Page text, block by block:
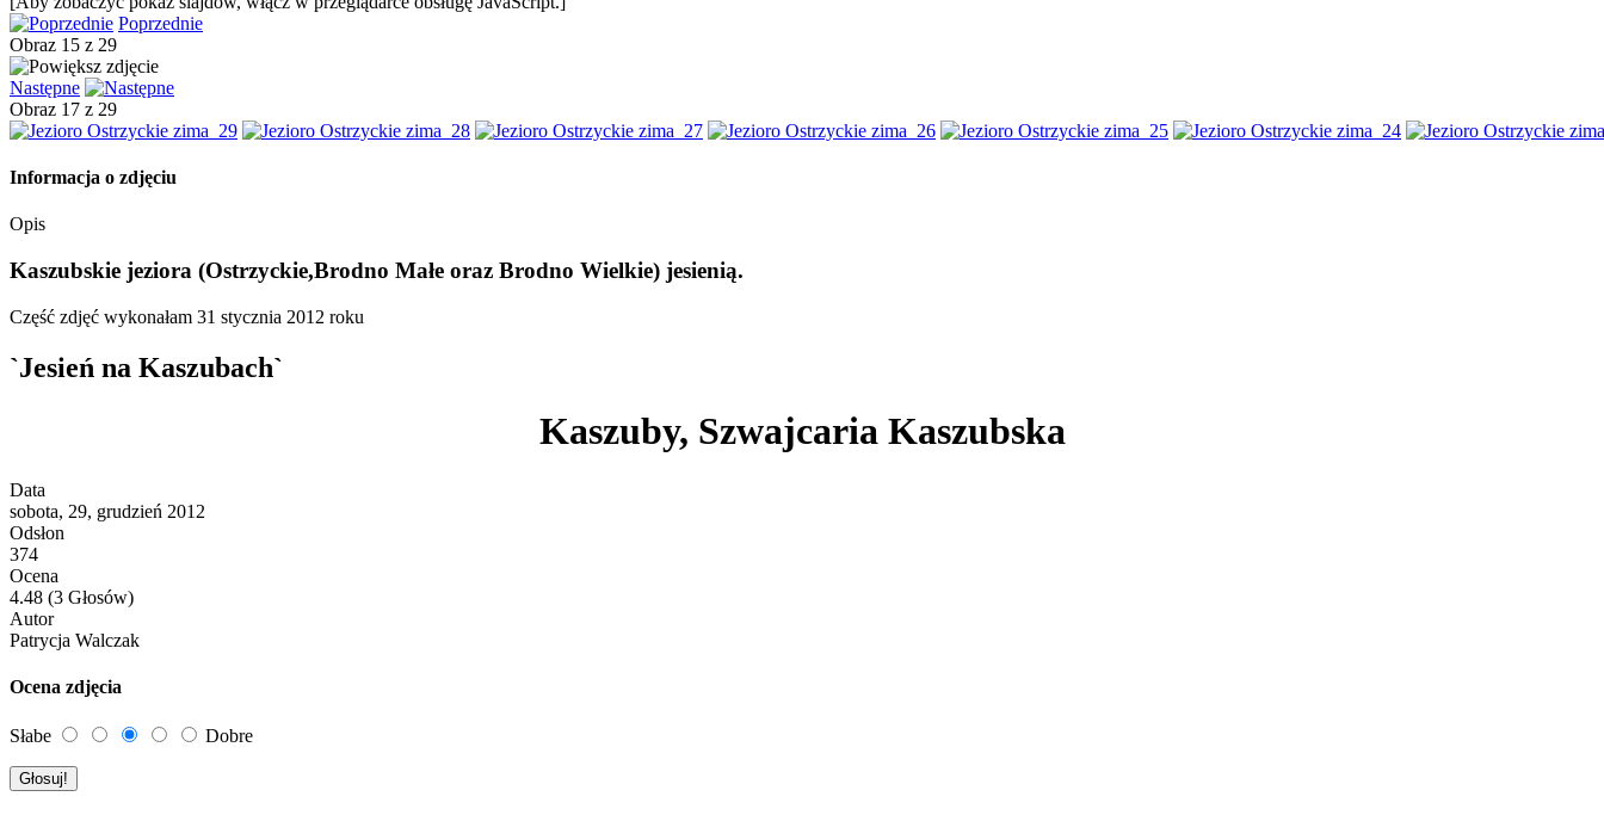
Poprzednie
Obraz 15 z 29
Następne
Obraz 17 z 29
Informacja o zdjęciu
Opis
Kaszubskie jeziora (Ostrzyckie,Brodno Małe oraz Brodno Wielkie) jesienią.
Część zdjęć wykonałam 31 stycznia 2012 roku
`Jesień na Kaszubach`
Kaszuby, Szwajcaria Kaszubska
Data
sobota, 29, grudzień 2012
Odsłon
374
Ocena
4.48 (3 Głosów)
Autor
Patrycja Walczak
Ocena zdjęcia
Słabe Dobre